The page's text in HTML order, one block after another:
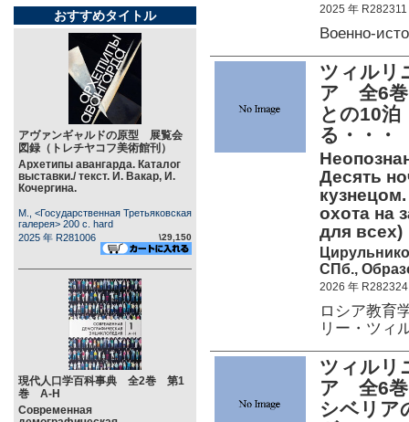
おすすめタイトル
アヴァンギャルドの原型 展覧会
図録（トレチヤコフ美術館刊）
Архетипы авангарда. Каталог
выставки./ текст. И. Вакар, И.
Кочергина.
М., <Государственная Третьяковская
галерея> 200 c. hard
2025 年 R281006
\29,150
現代人口学百科事典 全2巻 第1
巻 А-Н
Современная
2025 年 R282311
Военно-
ツィル
ア 全6
との10
る・・・
Десять
охота на
для всех)
СПб.,
2026 年 R282324
ロシア教育
リー・ツィ
ツィル
ア 全6
シベリ